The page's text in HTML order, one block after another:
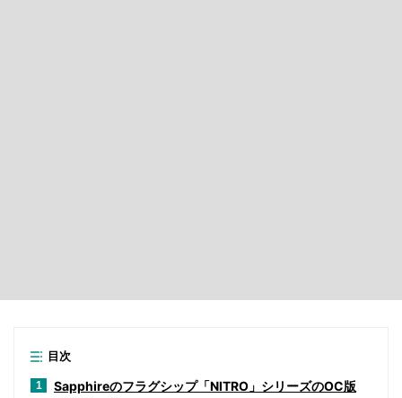
目次
1
Sapphireのフラグシップ「NITRO」シリーズのOC版